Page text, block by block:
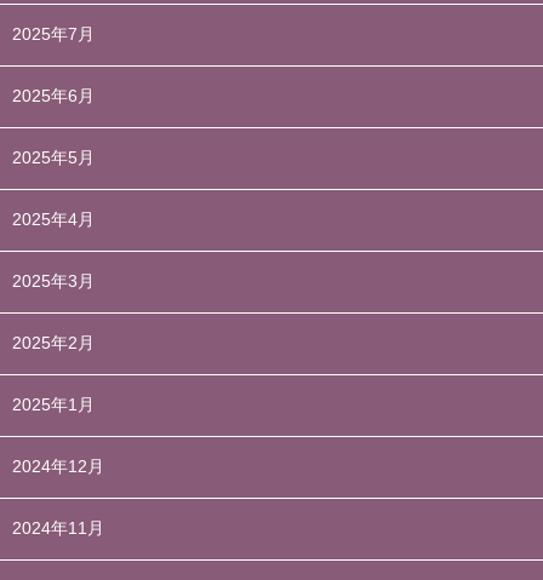
2025年7月
2025年6月
2025年5月
2025年4月
2025年3月
2025年2月
2025年1月
2024年12月
2024年11月